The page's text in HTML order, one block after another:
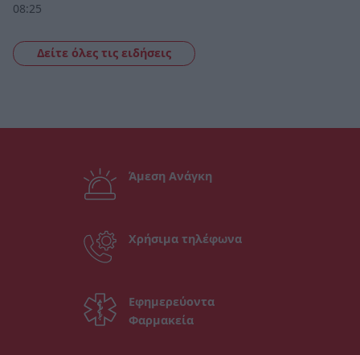
08:25
Δείτε όλες τις ειδήσεις
Άμεση Ανάγκη
Χρήσιμα τηλέφωνα
Εφημερεύοντα
Φαρμακεία